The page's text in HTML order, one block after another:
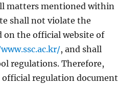
matters mentioned within
shall not violate the
on the official website of
, and shall
regulations. Therefore,
official regulation document